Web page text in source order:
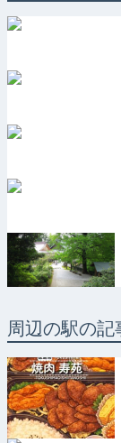
周辺の駅の記